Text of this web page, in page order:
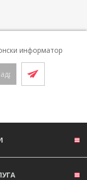
информатор